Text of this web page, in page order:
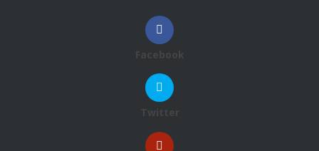
Facebook
Twitter